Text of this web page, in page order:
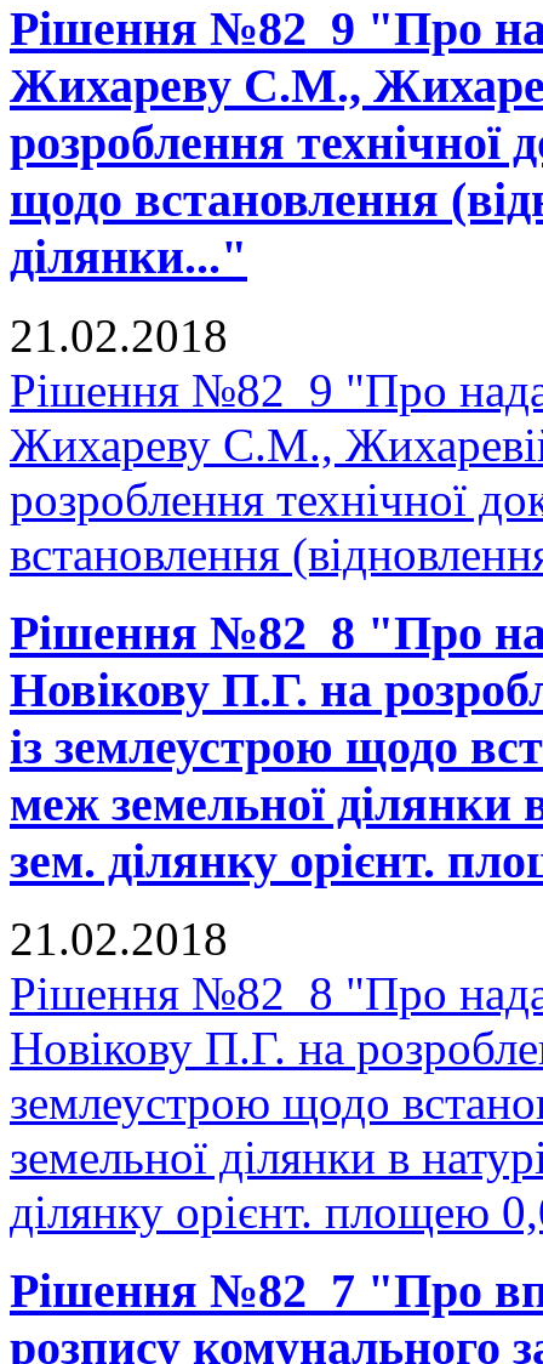
Рішення №82_9 "Про
Жихареву С.М.,
розроблення технічної
щодо встановлення
ділянки..."
21.02.2018
Рішення №82_9 "Про
Жихареву С.М.,
розроблення технічної
встановлення
Рішення №82_8 "Про
Новікову П.Г. на
із землеустрою щодо
меж земельної ділянки
зем. ділянку орієнт.
21.02.2018
Рішення №82_8 "Про
Новікову П.Г. на
землеустрою щодо
земельної ділянки в
ділянку орієнт. площею
Рішення №82_7 "Про
розпису комунального